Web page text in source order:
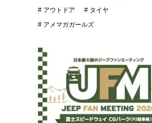
# アウトドア
# タイヤ
# アメマガガールズ